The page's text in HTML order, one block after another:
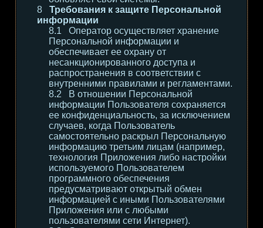
Требования к защите Персональной
информации
Оператор осуществляет хранение
Персональной информации и
обеспечивает ее охрану от
несанкционированного доступа и
распространения в соответствии с
внутренними правилами и регламентами.
В отношении Персональной
информации Пользователя сохраняется
ее конфиденциальность, за исключением
случаев, когда Пользователь
самостоятельно раскрыл Персональную
информацию третьим лицам (например,
технология Приложения либо настройки
используемого Пользователем
программного обеспечения
предусматривают открытый обмен
информацией с иными Пользователями
Приложения или с любыми
пользователями сети Интернет).